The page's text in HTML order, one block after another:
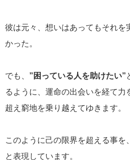
彼は元々、想いはあってもそれを
かった。
でも、 ”困っている人を助けたい”
るように、運命の出会いを経て力
超え窮地を乗り越えてゆきます。
このように己の限界を超える事を
と表現しています。